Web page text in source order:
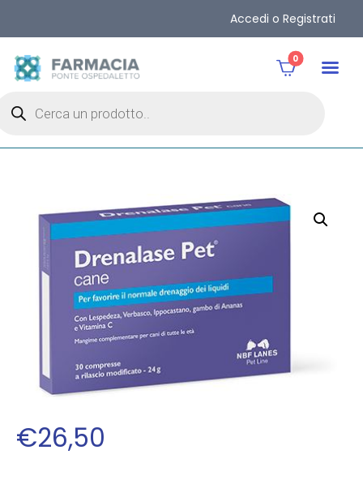
Accedi o Registrati
0
€26,50